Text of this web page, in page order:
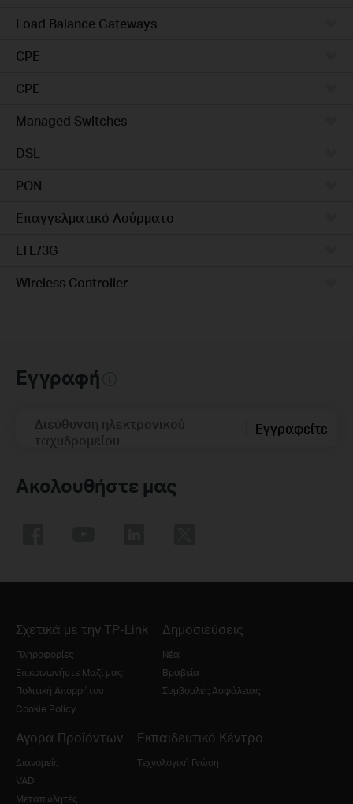
Load Balance Gateways
CPE
CPE
Managed Switches
DSL
PON
Επαγγελματικό Ασύρματο
LTE/3G
Wireless Controller
Εγγραφή
Διεύθυνση ηλεκτρονικού
ταχυδρομείου
Εγγραφείτε
Ακολουθήστε μας
Σχετικά με την TP-Link
Πληροφορίες
Επικοινωνήστε Μαζί μας
Πολιτική Απορρήτου
Cookie Policy
Δημοσιεύσεις
Νέα
Βραβεία
Συμβουλές Ασφάλειας
Αγορά Προϊόντων
Διανομείς
VAD
Μεταπωλητές
Εκπαιδευτικό Κέντρο
Τεχνολογική Γνώση